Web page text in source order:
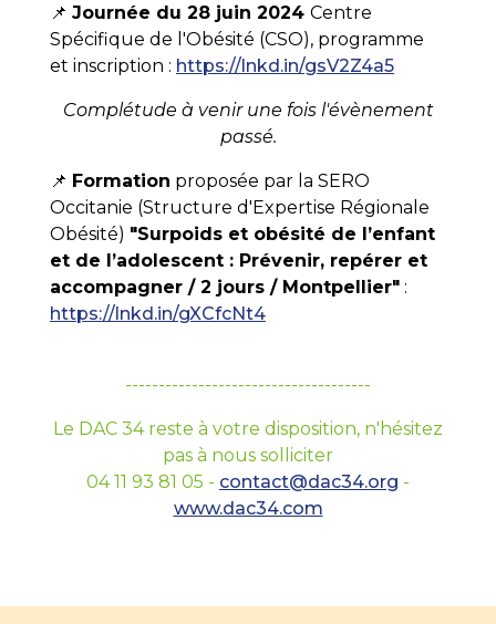
📌 Journée du 28 juin 2024 Centre
Spécifique de l'Obésité (CSO), programme
et inscription : https://lnkd.in/gsV2Z4a5
Complétude à venir une fois l'évènement
passé.
📌 Formation proposée par la SERO
Occitanie (Structure d'Expertise Régionale
Obésité) "Surpoids et obésité de l’enfant
et de l’adolescent : Prévenir, repérer et
accompagner / 2 jours / Montpellier" :
https://lnkd.in/gXCfcNt4
-------------------------------------
Le DAC 34 reste à votre disposition, n'hésitez
pas à nous solliciter
04 11 93 81 05 - contact@dac34.org -
www.dac34.com